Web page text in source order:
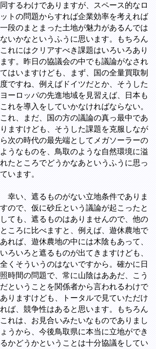
同するわけでありますが、スペース的なロ
ットの問題からすれば企業効率を考えれば
一段のまとまった土地が魅力があるんでは
ないかなというふうに思います。もちろん
これにはクリアすべき課題はいろいろあり
ます。昨日の協議会の中でも議論がなされ
てはいますけども、まず、国の全量買取制
度ですね、例えばドイツだとか、そうした
ヨーロッパの先進地域を見習えば、日本も
これを導入をしていかなければならない。
これ、まだ、国の方の議論の真っ最中であ
りますけども、そうした課題を克服しなが
ら次の時代の最先端としてメガソーラーの
ようなものを、鳥取のような自然環境に溢
れたところでどうかなあというふうに思っ
ています。
幸い、遮るものがない立地条件でありま
すので、仮に砂丘という議論が起こったと
しても、遮るものはありませんので、他の
ところに比べますと、例えば、遊休農地で
あれば、遊休農地の中には木陰もあって、
いろいろと遮るものが出てきますけども、
全くそういうのはないですから。確かに日
照時間の問題で、常に山陰はああだ、こう
だということを関係者から言われるわけで
ありますけども、トータルで見ていただけ
れば、競争性はあると思います。もちろん
これは、お見合いみたいなものでありまし
ょうから、今後鳥取県に本当に立地ができ
るかどうかということは十分協議をしてい